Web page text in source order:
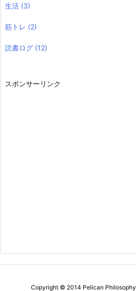
生活 (3)
筋トレ (2)
読書ログ (12)
スポンサーリンク
Copyright © 2014 Pelican Philosophy